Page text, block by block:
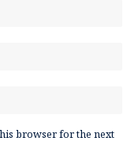
browser for the next